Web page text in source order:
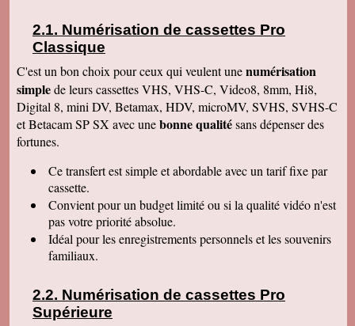
Denise J
Merci pour votre très agréable numérisation sur
facilement. J'ai déménagé en Résidence
autonomie et trouvé quelqu'un pour la lancer sur
l'écran. Mais c'était simple et évident, avec un
peu de courage et de réflexion j'y serai
parvenue. Tout fonctionne, facile d'accès.
Merci. Je garde vos coordonnées. Bien
Bernard G
Pour votre livre d'or : J'ai oublié ou plutôt remis
à plus tard ce que je devais vous écrire après
avoir reçu le disque dur. Pardonnez ma
négligence. Je tiens à vous redire toute ma
satisfaction, pour le travail accompli, mais aussi
vous remercier pour la qualité de votre relation
avec vos clients, ce qui constitue au final une
pour votre entreprise. Bien cordialement
Claudine T
Numérisation de cassettes Pro
Classique
C'est un bon choix pour ceux qui veulent unenumérisation
simplede leurs cassettes VHS, VHS-C, Video8, 8mm, Hi8,
Digital 8, mini DV, Betamax, HDV, microMV, SVHS, SVHS-C
et Betacam SP SX avec unebonne qualitésans dépenser des
fortunes.
Ce transfertest simple et abordable avec un tarif fixe par
cassette.
Convient pour un budget limité ou si la qualité vidéo n'est
pas votre priorité absolue.
Idéal pour les enregistrements personnels et les souvenirs
familiaux.
Numérisation de cassettes Pro
Supérieure